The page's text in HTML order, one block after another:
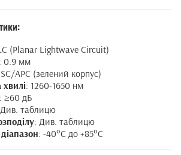
(Planar Lightwave Circuit)
: 0.9 мм
APC (зелений корпус)
: 1260-1650 нм
: ≥60 дБ
таблицю
: Див. таблицю
: -40°C до +85°C